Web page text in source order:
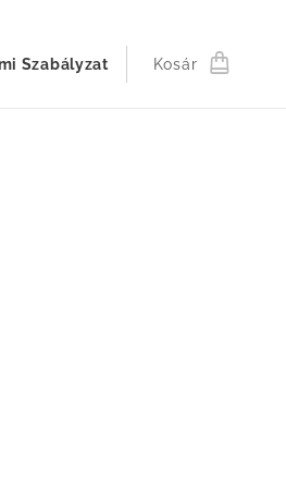
Szabályzat Kosár